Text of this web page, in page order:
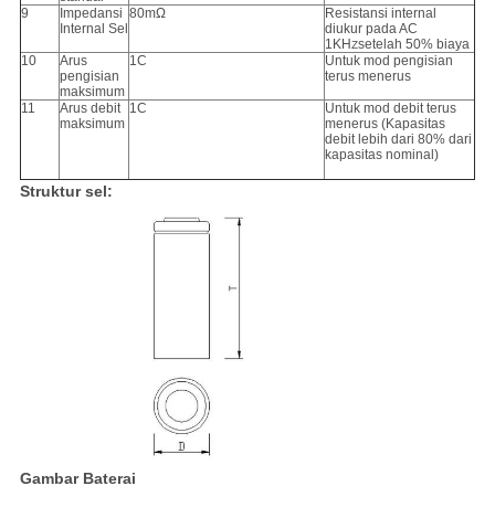
9
Impedansi
Internal Sel
80mΩ
Resistansi internal
diukur pada AC
1KHZsetelah 50% biaya
10
Arus
pengisian
maksimum
1C
Untuk mod pengisian
terus menerus
11
Arus debit
maksimum
1C
Untuk mod debit terus
menerus (Kapasitas
debit lebih dari 80% dari
kapasitas nominal)
Struktur sel:
Gambar Baterai